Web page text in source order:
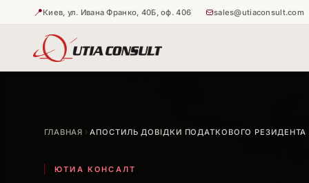
📍Киев, ул. Ивана Франко, 40Б, оф. 406 sales@utiaconsult.com
ГЛАВНАЯ АПОСТИЛЬ ДОВІДКИ ПОДАТКОВОГО РЕЗИДЕНТА
ЮТИА КОНСАЛТ